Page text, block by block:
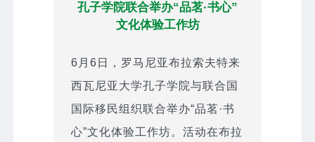
孔子学院联合举办“品茗·书心”
文化体验工作坊
6月6日，罗马尼亚布拉索夫特来
西瓦尼亚大学孔子学院与联合国
国际移民组织联合举办“品茗·书
心”文化体验工作坊。活动在布拉